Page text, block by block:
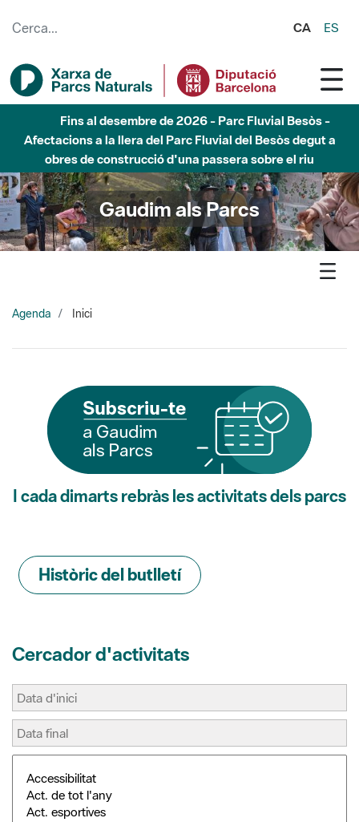
CA ES
Fins al desembre de 2026 - Parc Fluvial Besòs -
Afectacions a la llera del Parc Fluvial del Besòs degut a
obres de construcció d'una passera sobre el riu
Gaudim als Parcs
Agenda Inici
I cada dimarts rebràs les activitats dels parcs
Històric del butlletí
Cercador d'activitats